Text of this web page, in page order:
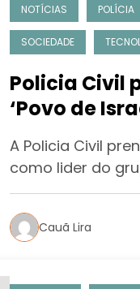
NOTÍCIAS POLÍCIA
SOCIEDADE
Policia Civil
‘Povo de
São João de
A Policia Civil
como lider do
Cauã Lira